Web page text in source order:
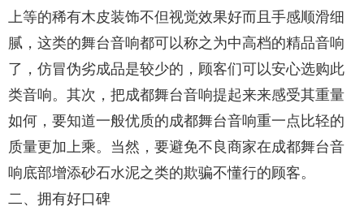
上等的稀有木皮装饰不但视觉效果好而且手感顺滑细
腻，这类的舞台音响都可以称之为中高档的精品音响
了，仿冒伪劣成品是较少的，顾客们可以安心选购此
类音响。其次，把成都舞台音响提起来来感受其重量
如何，要知道一般优质的成都舞台音响重一点比轻的
质量更加上乘。当然，要避免不良商家在成都舞台音
响底部增添砂石水泥之类的欺骗不懂行的顾客。
二、拥有好口碑